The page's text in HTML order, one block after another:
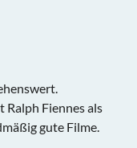
Fiennes als
gute Filme.